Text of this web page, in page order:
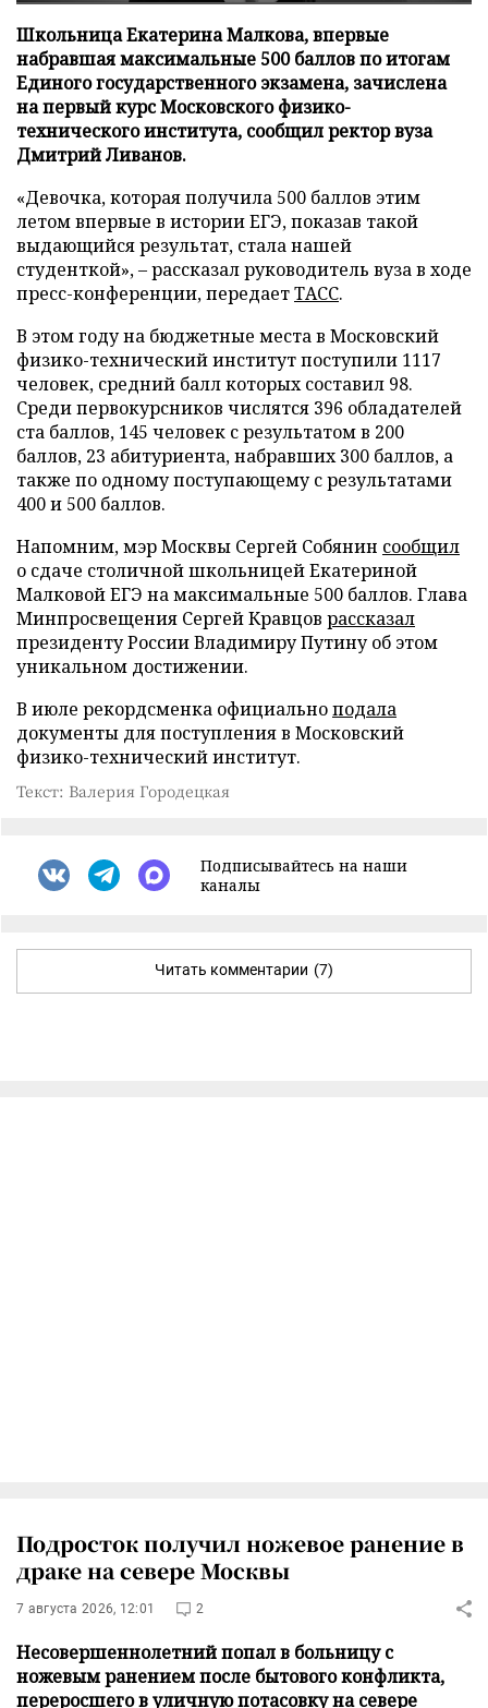
Школьница Екатерина Малкова, впервые
набравшая максимальные 500 баллов по итогам
Единого государственного экзамена, зачислена
на первый курс Московского физико-
технического института, сообщил ректор вуза
Дмитрий Ливанов.
«Девочка, которая получила 500 баллов этим
летом впервые в истории ЕГЭ, показав такой
выдающийся результат, стала нашей
студенткой», – рассказал руководитель вуза в ходе
пресс-конференции, передаетТАСС.
В этом году на бюджетные места в Московский
физико-технический институт поступили 1117
человек, средний балл которых составил 98.
Среди первокурсников числятся 396 обладателей
ста баллов, 145 человек с результатом в 200
баллов, 23 абитуриента, набравших 300 баллов, а
также по одному поступающему с результатами
400 и 500 баллов.
Напомним, мэр Москвы Сергей Собянин сообщил
о сдаче столичной школьницей Екатериной
Малковой ЕГЭ на максимальные 500 баллов. Глава
Минпросвещения Сергей Кравцов рассказал
президенту России Владимиру Путину об этом
уникальном достижении.
В июле рекордсменка официальноподала
документы для поступления в Московский
физико-технический институт.
Текст: Валерия Городецкая
Подписывайтесь на наши
каналы
Читать комментарии (7)
Подросток получил ножевое ранение в
драке на севере Москвы
7 августа 2026, 12:01 2
Несовершеннолетний попал в больницу с
ножевым ранением после бытового конфликта,
переросшего в уличную потасовку на севере